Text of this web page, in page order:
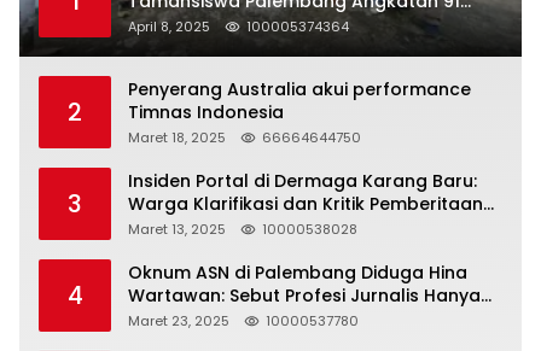
Halal Bihalal
April 8, 2025 100005374364
2
Penyerang Australia akui performance
Timnas Indonesia
Maret 18, 2025 66664644750
3
Insiden Portal di Dermaga Karang Baru:
Warga Klarifikasi dan Kritik Pemberitaan
yang Tidak Akurat
Maret 13, 2025 10000538028
4
Oknum ASN di Palembang Diduga Hina
Wartawan: Sebut Profesi Jurnalis Hanya
Seharga 2 Liter Bensin, Berujung Dugaan
Maret 23, 2025 10000537780